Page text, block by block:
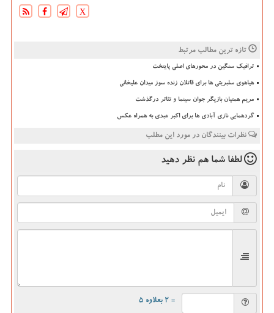
X
تازه ترین مطالب مرتبط
ترافیک سنگین در محورهای اصلی پایتخت
هیاهوی سلبریتی ها برای قاتلان زنده سوز میدان علیخانی
مریم همتیان بازیگر جوان سینما و تئاتر درگذشت
گردهمایی نازی آبادی ها برای اکبر عبدی به همراه عکس
نظرات بینندگان در مورد این مطلب
لطفا شما هم نظر دهید
= ۲ بعلاوه ۵